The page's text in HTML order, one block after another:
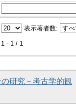
表示著者数:
- 1 / 1
研究－考古学的観